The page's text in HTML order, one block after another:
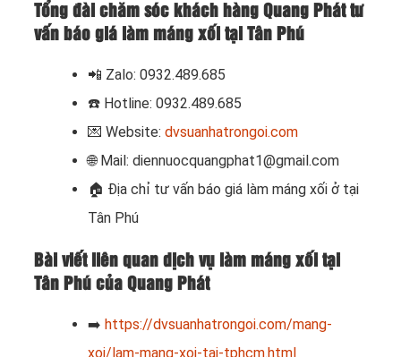
Tổng đài chăm sóc khách hàng Quang Phát tư
vấn báo giá làm máng xối tại Tân Phú
📲 Zalo: 0932.489.685
☎️ Hotline: 0932.489.685
💌 Website: dvsuanhatrongoi.com
🌐 Mail: diennuocquangphat1@gmail.com
🏠 Địa chỉ tư vấn báo giá làm máng xối ở tại
Tân Phú
Bài viết liên quan dịch vụ làm máng xối tại
Tân Phú của Quang Phát
➡️ https://dvsuanhatrongoi.com/mang-
xoi/lam-mang-xoi-tai-tphcm.html